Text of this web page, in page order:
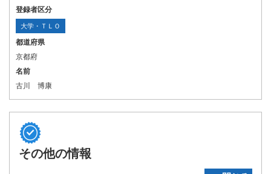
登録者区分
大学・ＴＬＯ
都道府県
京都府
名前
古川 博康
その他の情報